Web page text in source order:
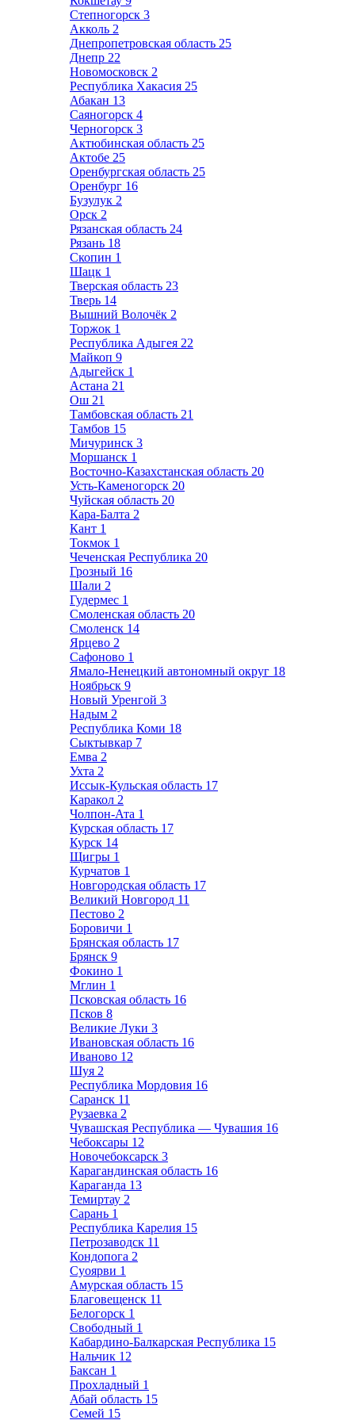
Степногорск 3
Акколь 2
Днепропетровская область 25
Днепр 22
Новомосковск 2
Республика Хакасия 25
Абакан 13
Саяногорск 4
Черногорск 3
Актюбинская область 25
Актобе 25
Оренбургская область 25
Оренбург 16
Бузулук 2
Орск 2
Рязанская область 24
Рязань 18
Скопин 1
Шацк 1
Тверская область 23
Тверь 14
Вышний Волочёк 2
Торжок 1
Республика Адыгея 22
Майкоп 9
Адыгейск 1
Астана 21
Ош 21
Тамбовская область 21
Тамбов 15
Мичуринск 3
Моршанск 1
Восточно-Казахстанская область 20
Усть-Каменогорск 20
Чуйская область 20
Кара-Балта 2
Кант 1
Токмок 1
Чеченская Республика 20
Грозный 16
Шали 2
Гудермес 1
Смоленская область 20
Смоленск 14
Ярцево 2
Сафоново 1
Ямало-Ненецкий автономный округ 18
Ноябрьск 9
Новый Уренгой 3
Надым 2
Республика Коми 18
Сыктывкар 7
Емва 2
Ухта 2
Иссык-Кульская область 17
Каракол 2
Чолпон-Ата 1
Курская область 17
Курск 14
Щигры 1
Курчатов 1
Новгородская область 17
Великий Новгород 11
Пестово 2
Боровичи 1
Брянская область 17
Брянск 9
Фокино 1
Мглин 1
Псковская область 16
Псков 8
Великие Луки 3
Ивановская область 16
Иваново 12
Шуя 2
Республика Мордовия 16
Саранск 11
Рузаевка 2
Чувашская Республика — Чувашия 16
Чебоксары 12
Новочебоксарск 3
Карагандинская область 16
Караганда 13
Темиртау 2
Сарань 1
Республика Карелия 15
Петрозаводск 11
Кондопога 2
Суоярви 1
Амурская область 15
Благовещенск 11
Белогорск 1
Свободный 1
Кабардино-Балкарская Республика 15
Нальчик 12
Баксан 1
Прохладный 1
Абай область 15
Семей 15